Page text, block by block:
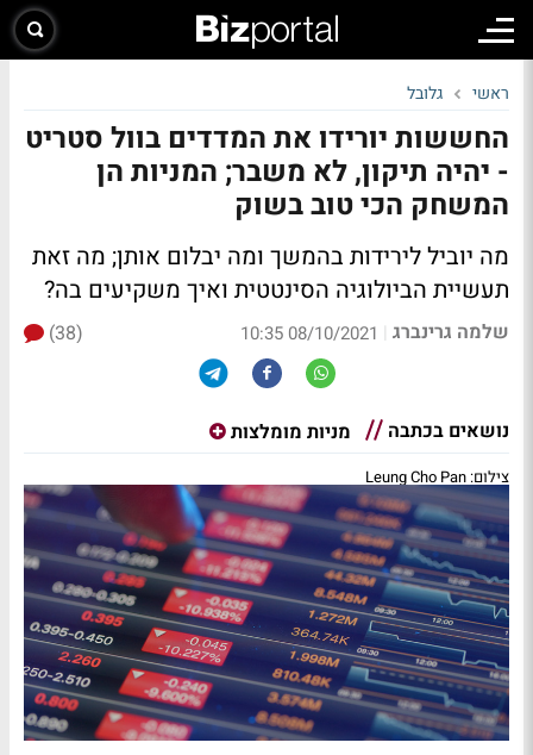
ראשי גלובל
החששות יורידו את המדדים בוול סטריט
- יהיה תיקון, לא משבר; המניות הן
המשחק הכי טוב בשוק
מה יוביל לירידות בהמשך ומה יבלום אותן; מה זאת
תעשיית הביולוגיה הסינטטית ואיך משקיעים בה?
שלמה גרינברג |
08/10/2021 10:35
(38)
נושאים בכתבה מניות מומלצות
צילום: Leung Cho Pan